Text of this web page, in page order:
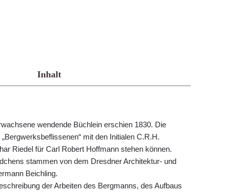
Inhalt
wendende Büchlein erschien 1830. Die
mit den Initialen C.R.H.
Riedel für Carl Robert Hoffmann stehen können.
stammen von dem Dresdner Architektur- und
Beichling.
der Arbeiten des Bergmanns, des Aufbaus